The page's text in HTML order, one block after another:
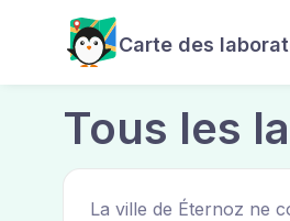
Carte des
Tous les
La ville de Éternoz ne